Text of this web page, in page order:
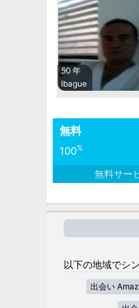
50 年
Ibague
無料
100%
無料サー
以下の地域でシ
出会い